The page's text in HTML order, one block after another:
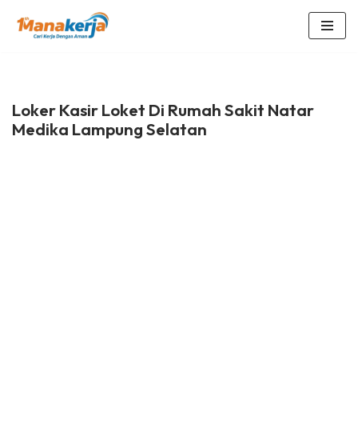
Loker Kasir Loket Di Rumah Sakit Natar
Medika Lampung Selatan